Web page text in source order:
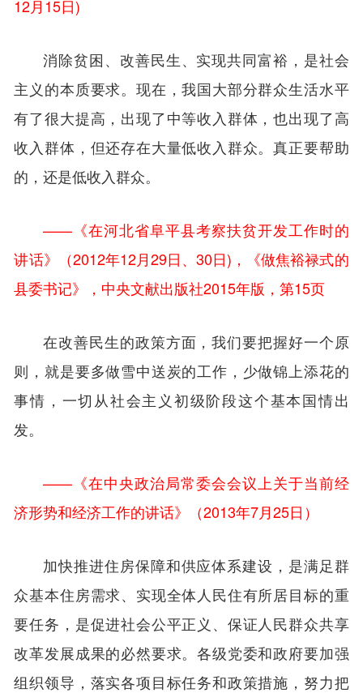
12月15日)
消除贫困、改善民生、实现共同富裕，是社会
主义的本质要求。现在，我国大部分群众生活水平
有了很大提高，出现了中等收入群体，也出现了高
收入群体，但还存在大量低收入群众。真正要帮助
的，还是低收入群众。
——《在河北省阜平县考察扶贫开发工作时的
讲话》（2012年12月29日、30日)，《做焦裕禄式的
县委书记》，中央文献出版社2015年版，第15页
在改善民生的政策方面，我们要把握好一个原
则，就是要多做雪中送炭的工作，少做锦上添花的
事情，一切从社会主义初级阶段这个基本国情出
发。
——《在中央政治局常委会会议上关于当前经
济形势和经济工作的讲话》（2013年7月25日）
加快推进住房保障和供应体系建设，是满足群
众基本住房需求、实现全体人民住有所居目标的重
要任务，是促进社会公平正义、保证人民群众共享
改革发展成果的必然要求。各级党委和政府要加强
组织领导，落实各项目标任务和政策措施，努力把